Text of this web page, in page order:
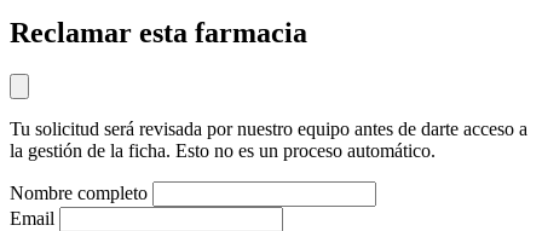
Reclamar esta farmacia
Tu solicitud será revisada por nuestro equipo antes de darte acceso a
la gestión de la ficha. Esto no es un proceso automático.
Nombre completo
Email